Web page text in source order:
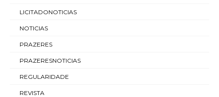
LICITADONOTICIAS
NOTICIAS
PRAZERES
PRAZERESNOTICIAS
REGULARIDADE
REVISTA